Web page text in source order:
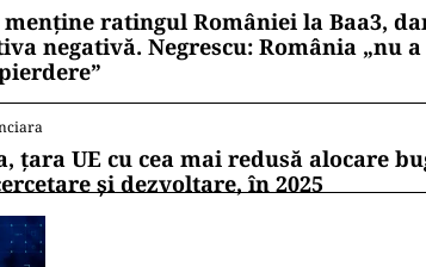
pe parcursul dimineţii”, a mai
la curent cu toate știrile? Urmărește
„NATO sunnit”: Arabia Saudită, Turcia